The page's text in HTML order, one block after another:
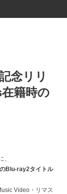
念リリ
籍時の
、
Blu-ray2タイトル
Video・リマス